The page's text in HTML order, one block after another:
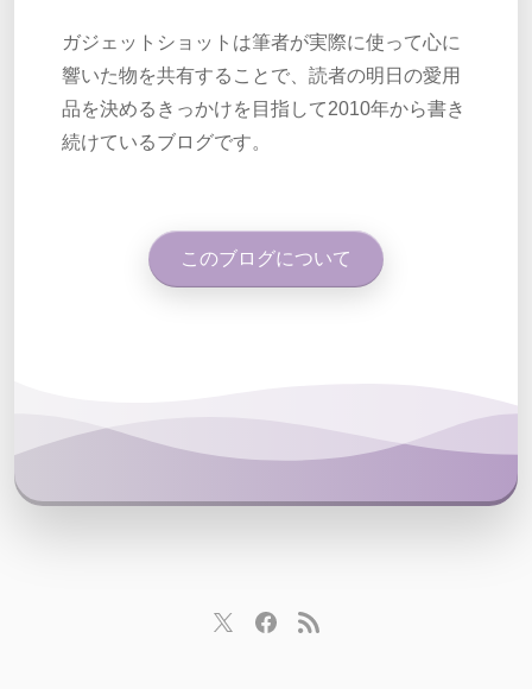
ガジェットショットは筆者が実際に使って心に
響いた物を共有することで、読者の明日の愛用
品を決めるきっかけを目指して2010年から書き
続けているブログです。
このブログについて